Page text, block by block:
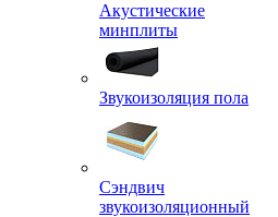
Акустические
минплиты
Звукоизоляция пола
Сэндвич
звукоизоляционный